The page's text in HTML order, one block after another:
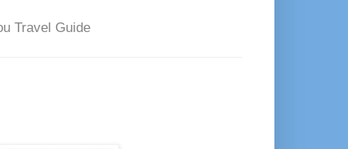
Travel Guide